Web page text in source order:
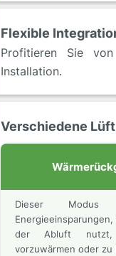
Flexible
Profitieren Sie
Installation.
Verschiedene
Dieser Modus
der Abluft
vorzuwärmen oder zu